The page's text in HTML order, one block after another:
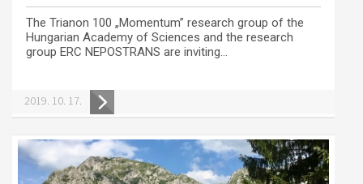
The Trianon 100 „Momentum” research group of the
Hungarian Academy of Sciences and the research
group ERC NEPOSTRANS are inviting...
2019. 10. 17.